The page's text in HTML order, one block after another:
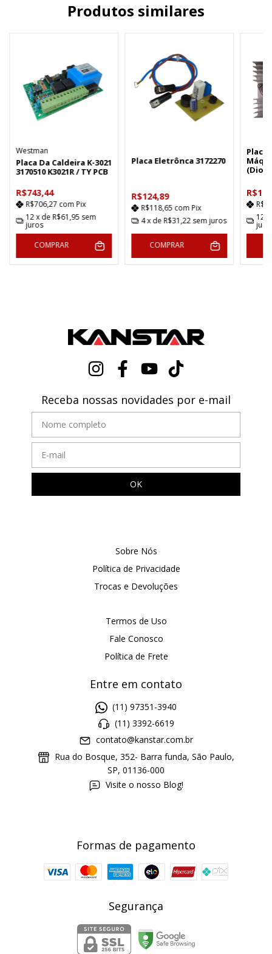
Produtos similares
Westman
Placa Da Caldeira K-3021
3170510 K3021R / TY PCB
R$743,44
R$706,27 com Pix
12x de R$61,95 sem
juros
COMPRAR
Placa Eletrônca 3172270
R$124,89
R$118,65 com Pix
4x de R$31,22 sem juros
COMPRAR
Placa
12
Receba nossas novidades por e-mail
Sobre Nós
Política de Privacidade
Trocas e Devoluções
Termos de Uso
Fale Conosco
Política de Frete
Entre em contato
(11) 97351-3940
(11) 3392-6619
contato@kanstar.com.br
Rua do Bosque, 352- Barra funda, São Paulo,
SP, 01136-000
Visite o nosso Blog!
Formas de pagamento
Segurança